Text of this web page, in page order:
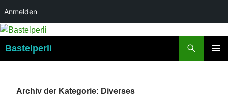
Anmelden
Bastelperli
Archiv der Kategorie: Diverses